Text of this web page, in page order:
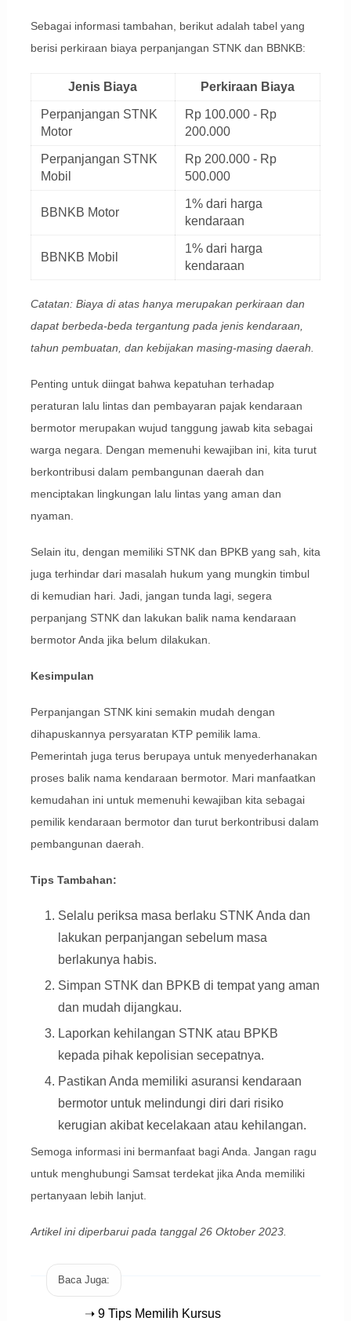
Sebagai informasi tambahan, berikut adalah tabel yang
berisi perkiraan biaya perpanjangan STNK dan BBNKB:
Jenis Biaya Perkiraan Biaya
Perpanjangan STNK
Motor
Rp 100.000 - Rp
200.000
Perpanjangan STNK
Mobil
Rp 200.000 - Rp
500.000
BBNKB Motor
1% dari harga
kendaraan
BBNKB Mobil
1% dari harga
kendaraan
Catatan: Biaya di atas hanya merupakan perkiraan dan
dapat berbeda-beda tergantung pada jenis kendaraan,
tahun pembuatan, dan kebijakan masing-masing daerah.
Penting untuk diingat bahwa kepatuhan terhadap
peraturan lalu lintas dan pembayaran pajak kendaraan
bermotor merupakan wujud tanggung jawab kita sebagai
warga negara. Dengan memenuhi kewajiban ini, kita turut
berkontribusi dalam pembangunan daerah dan
menciptakan lingkungan lalu lintas yang aman dan
nyaman.
Selain itu, dengan memiliki STNK dan BPKB yang sah, kita
juga terhindar dari masalah hukum yang mungkin timbul
di kemudian hari. Jadi, jangan tunda lagi, segera
perpanjang STNK dan lakukan balik nama kendaraan
bermotor Anda jika belum dilakukan.
Kesimpulan
Perpanjangan STNK kini semakin mudah dengan
dihapuskannya persyaratan KTP pemilik lama.
Pemerintah juga terus berupaya untuk menyederhanakan
proses balik nama kendaraan bermotor. Mari manfaatkan
kemudahan ini untuk memenuhi kewajiban kita sebagai
pemilik kendaraan bermotor dan turut berkontribusi dalam
pembangunan daerah.
Tips Tambahan:
Selalu periksa masa berlaku STNK Anda dan
lakukan perpanjangan sebelum masa
berlakunya habis.
Simpan STNK dan BPKB di tempat yang aman
dan mudah dijangkau.
Laporkan kehilangan STNK atau BPKB
kepada pihak kepolisian secepatnya.
Pastikan Anda memiliki asuransi kendaraan
bermotor untuk melindungi diri dari risiko
kerugian akibat kecelakaan atau kehilangan.
Semoga informasi ini bermanfaat bagi Anda. Jangan ragu
untuk menghubungi Samsat terdekat jika Anda memiliki
pertanyaan lebih lanjut.
Artikel ini diperbarui pada tanggal 26 Oktober 2023.
Baca Juga:
➝ 9 Tips Memilih Kursus